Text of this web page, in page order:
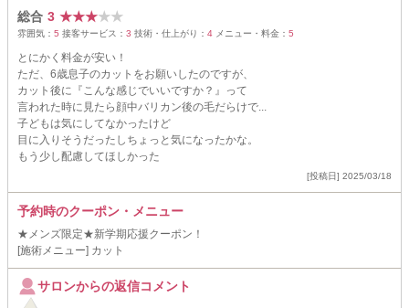
総合 3 ★★★★★
雰囲気： 5 接客サービス： 3 技術・仕上がり： 4 メニュー・料金： 5
とにかく料金が安い！
ただ、6歳息子のカットをお願いしたのですが、
カット後に『こんな感じでいいですか？』って
言われた時に見たら顔中バリカン後の毛だらけで...
子どもは気にしてなかったけど
目に入りそうだったしちょっと気になったかな。
もう少し配慮してほしかった
[投稿日] 2025/03/18
予約時のクーポン・メニュー
★メンズ限定★新学期応援クーポン！
[施術メニュー] カット
サロンからの返信コメント